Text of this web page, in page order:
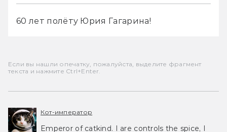
60 лет полёту Юрия Гагарина!
Если вы нашли опечатку, пожалуйста, выделите фрагмент
текста и нажмите Ctrl+Enter.
Кот-император
Emperor of catkind. I are controls the spice, I